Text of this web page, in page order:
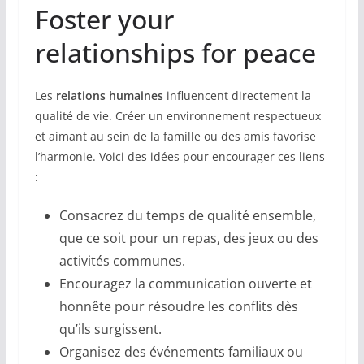
Foster your
relationships for peace
Les relations humainesinfluencent directement la
qualité de vie. Créer un environnement respectueux
et aimant au sein de la famille ou des amis favorise
l’harmonie. Voici des idées pour encourager ces liens
:
Consacrez du temps de qualité ensemble,
que ce soit pour un repas, des jeux ou des
activités communes.
Encouragez la communication ouverte et
honnête pour résoudre les conflits dès
qu’ils surgissent.
Organisez des événements familiaux ou